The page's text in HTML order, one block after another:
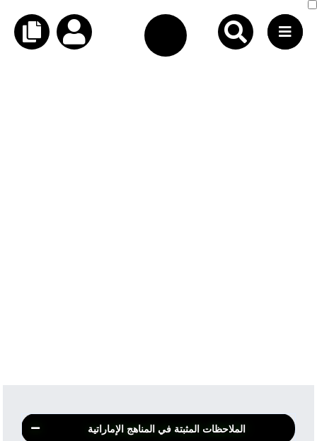
الملاحظات المثبتة في المناهج الإماراتية